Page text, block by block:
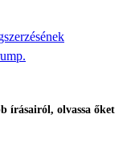
írásairól, olvassa őket